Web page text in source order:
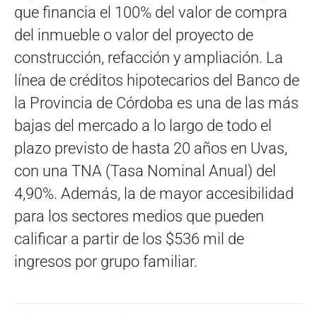
que financia el 100% del valor de compra
del inmueble o valor del proyecto de
construcción, refacción y ampliación. La
línea de créditos hipotecarios del Banco de
la Provincia de Córdoba es una de las más
bajas del mercado a lo largo de todo el
plazo previsto de hasta 20 años en Uvas,
con una TNA (Tasa Nominal Anual) del
4,90%. Además, la de mayor accesibilidad
para los sectores medios que pueden
calificar a partir de los $536 mil de
ingresos por grupo familiar.